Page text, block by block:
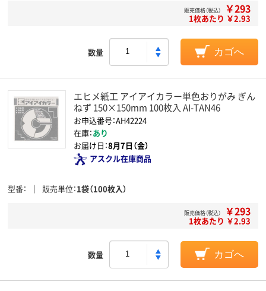
販売価格（税込） ￥293
1枚あたり ￥2.93
数量 カゴへ
エヒメ紙工 アイアイカラー単色おりがみ ぎん
ねず 150×150mm 100枚入 AI-TAN46
お申込番号：AH42224
在庫：あり
お届け日：8月7日（金）
アスクル在庫商品
型番 販売単位 1袋（100枚入）
販売価格（税込） ￥293
1枚あたり ￥2.93
数量 カゴへ